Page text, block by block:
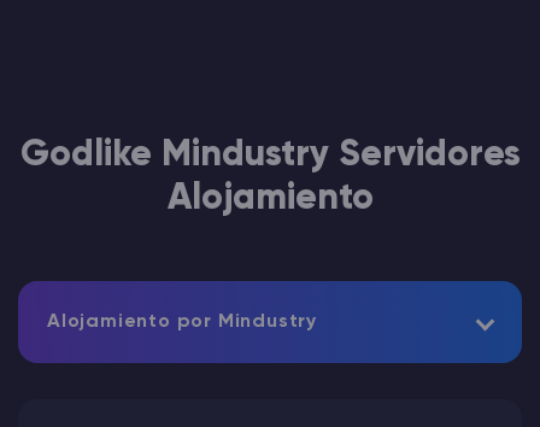
Godlike Mindustry Servidores
Alojamiento
Alojamiento por Mindustry